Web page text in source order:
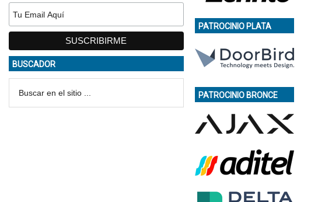
BUSCADOR
PATROCINIO PLATA
PATROCINIO BRONCE